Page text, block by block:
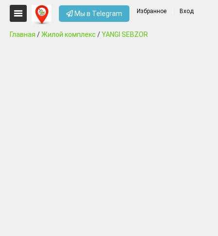
Мы в Telegram Избранное Вход
Главная /Жилой комплекс /YANGI SEBZOR